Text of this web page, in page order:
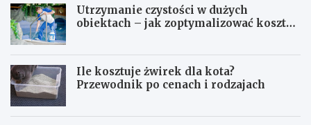
Utrzymanie czystości w dużych
obiektach – jak zoptymalizować koszty
Ile kosztuje żwirek dla kota?
Przewodnik po cenach i rodzajach